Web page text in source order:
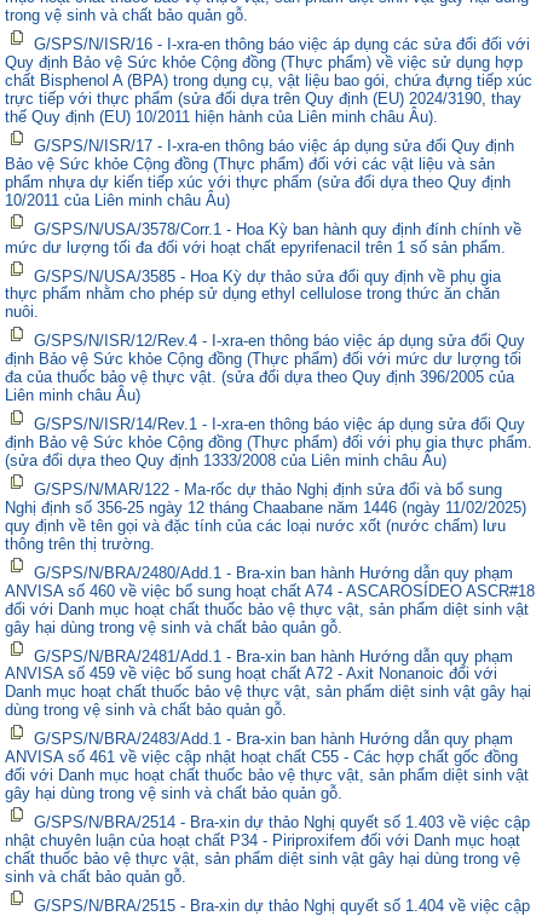
trong vệ sinh và chất bảo quản gỗ.
G/SPS/N/ISR/16 - I-xra-en thông báo việc áp dụng các sửa đổi đối với
Quy định Bảo vệ Sức khỏe Cộng đồng (Thực phẩm) về việc sử dụng hợp
chất Bisphenol A (BPA) trong dụng cụ, vật liệu bao gói, chứa đựng tiếp xúc
trực tiếp với thực phẩm (sửa đổi dựa trên Quy định (EU) 2024/3190, thay
thế Quy định (EU) 10/2011 hiện hành của Liên minh châu Âu).
G/SPS/N/ISR/17 - I-xra-en thông báo việc áp dụng sửa đổi Quy định
Bảo vệ Sức khỏe Cộng đồng (Thực phẩm) đối với các vật liệu và sản
phẩm nhựa dự kiến tiếp xúc với thực phẩm (sửa đổi dựa theo Quy định
10/2011 của Liên minh châu Âu)
G/SPS/N/USA/3578/Corr.1 - Hoa Kỳ ban hành quy định đính chính về
mức dư lượng tối đa đối với hoạt chất epyrifenacil trên 1 số sản phẩm.
G/SPS/N/USA/3585 - Hoa Kỳ dự thảo sửa đổi quy định về phụ gia
thực phẩm nhằm cho phép sử dụng ethyl cellulose trong thức ăn chăn
nuôi.
G/SPS/N/ISR/12/Rev.4 - I-xra-en thông báo việc áp dụng sửa đổi Quy
định Bảo vệ Sức khỏe Cộng đồng (Thực phẩm) đối với mức dư lượng tối
đa của thuốc bảo vệ thực vật. (sửa đổi dựa theo Quy định 396/2005 của
Liên minh châu Âu)
G/SPS/N/ISR/14/Rev.1 - I-xra-en thông báo việc áp dụng sửa đổi Quy
định Bảo vệ Sức khỏe Cộng đồng (Thực phẩm) đối với phụ gia thực phẩm.
(sửa đổi dựa theo Quy định 1333/2008 của Liên minh châu Âu)
G/SPS/N/MAR/122 - Ma-rốc dự thảo Nghị định sửa đổi và bổ sung
Nghị định số 356-25 ngày 12 tháng Chaabane năm 1446 (ngày 11/02/2025)
quy định về tên gọi và đặc tính của các loại nước xốt (nước chấm) lưu
thông trên thị trường.
G/SPS/N/BRA/2480/Add.1 - Bra-xin ban hành Hướng dẫn quy phạm
ANVISA số 460 về việc bổ sung hoạt chất A74 - ASCAROSÍDEO ASCR#18
đối với Danh mục hoạt chất thuốc bảo vệ thực vật, sản phẩm diệt sinh vật
gây hại dùng trong vệ sinh và chất bảo quản gỗ.
G/SPS/N/BRA/2481/Add.1 - Bra-xin ban hành Hướng dẫn quy phạm
ANVISA số 459 về việc bổ sung hoạt chất A72 - Axit Nonanoic đối với
Danh mục hoạt chất thuốc bảo vệ thực vật, sản phẩm diệt sinh vật gây hại
dùng trong vệ sinh và chất bảo quản gỗ.
G/SPS/N/BRA/2483/Add.1 - Bra-xin ban hành Hướng dẫn quy phạm
ANVISA số 461 về việc cập nhật hoạt chất C55 - Các hợp chất gốc đồng
đối với Danh mục hoạt chất thuốc bảo vệ thực vật, sản phẩm diệt sinh vật
gây hại dùng trong vệ sinh và chất bảo quản gỗ.
G/SPS/N/BRA/2514 - Bra-xin dự thảo Nghị quyết số 1.403 về việc cập
nhật chuyên luận của hoạt chất P34 - Piriproxifem đối với Danh mục hoạt
chất thuốc bảo vệ thực vật, sản phẩm diệt sinh vật gây hại dùng trong vệ
sinh và chất bảo quản gỗ.
G/SPS/N/BRA/2515 - Bra-xin dự thảo Nghị quyết số 1.404 về việc cập